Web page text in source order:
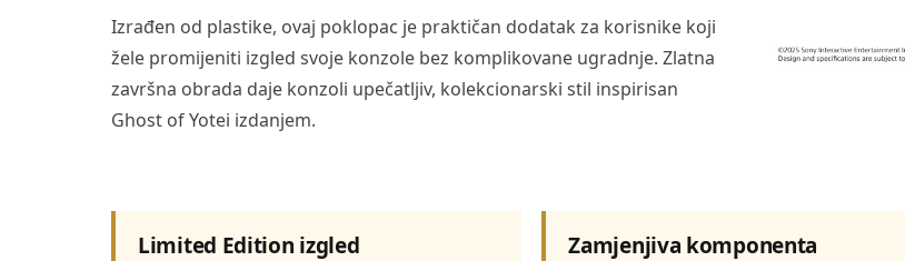
Izrađen od plastike, ovaj poklopac je praktičan dodatak za korisnike koji
žele promijeniti izgled svoje konzole bez komplikovane ugradnje. Zlatna
završna obrada daje konzoli upečatljiv, kolekcionarski stil inspirisan
Ghost of Yotei izdanjem.
Limited Edition izgled Zamjenjiva komponenta